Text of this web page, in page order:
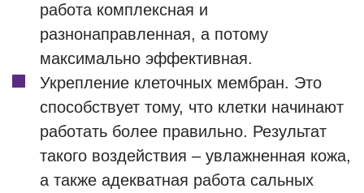
работа комплексная и
разнонаправленная, а потому
максимально эффективная.
Укрепление клеточных мембран. Это
способствует тому, что клетки начинают
работать более правильно. Результат
такого воздействия – увлажненная кожа,
а также адекватная работа сальных